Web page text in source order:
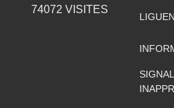
74072 VISITES